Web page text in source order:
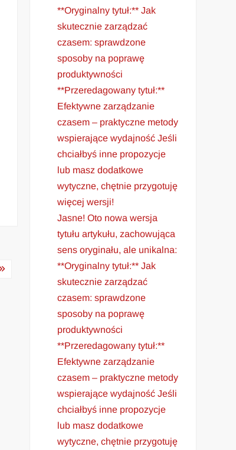
**Oryginalny tytuł:** Jak
skutecznie zarządzać
czasem: sprawdzone
sposoby na poprawę
produktywności
**Przeredagowany tytuł:**
Efektywne zarządzanie
czasem – praktyczne metody
wspierające wydajność Jeśli
chciałbyś inne propozycje
lub masz dodatkowe
wytyczne, chętnie przygotuję
więcej wersji!
Jasne! Oto nowa wersja
tytułu artykułu, zachowująca
sens oryginału, ale unikalna:
**Oryginalny tytuł:** Jak
skutecznie zarządzać
czasem: sprawdzone
sposoby na poprawę
produktywności
**Przeredagowany tytuł:**
Efektywne zarządzanie
czasem – praktyczne metody
wspierające wydajność Jeśli
chciałbyś inne propozycje
lub masz dodatkowe
wytyczne, chętnie przygotuję